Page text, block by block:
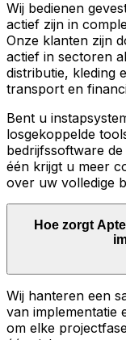
Wij bedienen
actief zijn in
Onze klanten zijn
actief in sectoren
distributie, kleding
transport en
Bent u
losgekoppelde
bedrijfssoftware
één krijgt u meer
over uw volledige
Hoe zorgt
Wij hanteren een
van implementatie
om elke